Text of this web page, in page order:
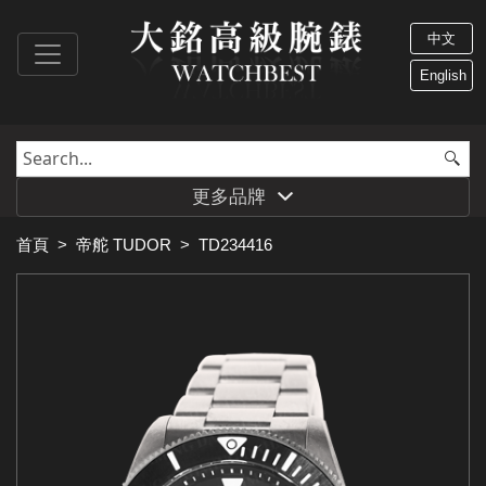
中文
English
更多品牌
首頁 > 帝舵 TUDOR > TD234416